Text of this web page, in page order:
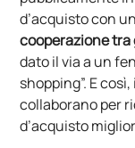
d’acquisto con
cooperazione
dato il via a un
shopping”. E
collaborano per
d’acquisto